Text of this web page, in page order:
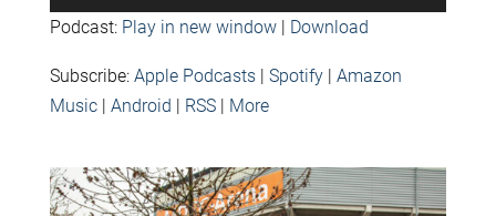
Player
Podcast: Play in new window| Download
Subscribe: Apple Podcasts| Spotify| Amazon
Music| Android RSS| More